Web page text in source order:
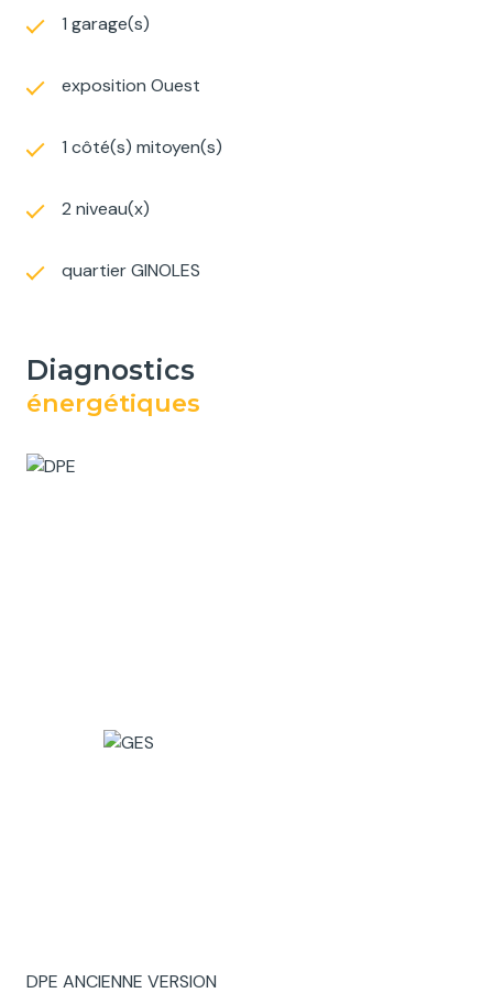
1 garage(s)
exposition Ouest
1 côté(s) mitoyen(s)
2 niveau(x)
quartier GINOLES
diagnostics
énergétiques
DPE ANCIENNE VERSION